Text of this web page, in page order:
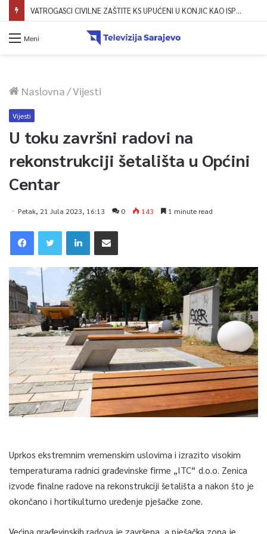
VATROGASCI CIVILNE ZAŠTITE KS UPUĆENI U KONJIC KAO ISPOMOĆ U GAŠENJU POŽARA
Meni
Naslovna/Vijesti
Vijesti
U toku završni radovi na
rekonstrukciji šetališta u Općini
Centar
Petak, 21 Jula 2023, 16:13 0 143 1 minute read
Uprkos ekstremnim vremenskim uslovima i izrazito visokim
temperaturama radnici građevinske firme „ITC“ d.o.o. Zenica
izvode finalne radove na rekonstrukciji šetališta a nakon što je
okončano i hortikulturno uređenje pješačke zone.
Većina građevinskih radova je završena, a pješačka zona je